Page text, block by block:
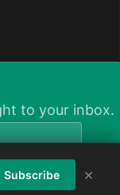
to your inbox.
Subscribe ×